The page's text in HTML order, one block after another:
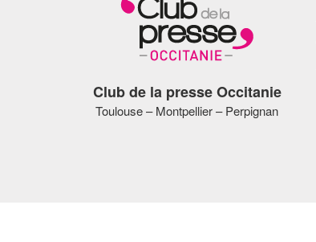
Club de la presse Occitanie
Toulouse – Montpellier – Perpignan